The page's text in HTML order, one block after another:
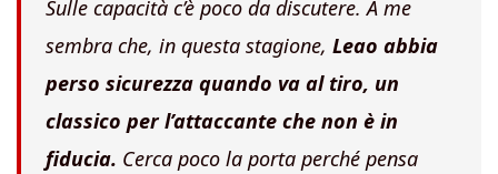
Sulle capacità c’è poco da discutere. A me
sembra che, in questa stagione, Leao abbia
perso sicurezza quando va al tiro, un
classico per l’attaccante che non è in
fiducia. Cerca poco la porta perché pensa